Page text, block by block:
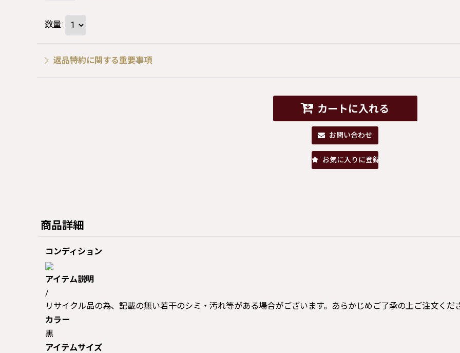
数量:
返品特約に関する重要事項
カートに入れる
お問い合わせ
お気に入りに登録
商品詳細
コンディション
アイテム説明
/
リサイクル品の為、記載の無い若干のシミ・汚れ等がある場合がございます。あらかじめご了承の上ご注文くだ
カラー
黒
アイテムサイズ